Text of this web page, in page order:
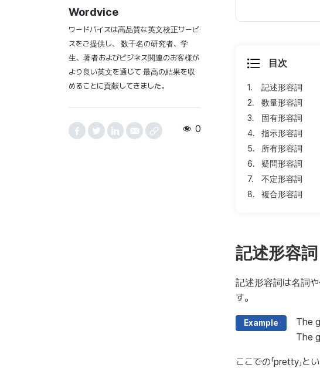
Wordvice
ワードバイスは高品質な英文校正サービ
スをご提供し、 数千名の研究者、学
生、著者およびビジネス関連のお客様が
より良い英文を通じて 最高の結果を収
めることに貢献してきました。
0
目次
1.
記述形容詞
2.
数量形容詞
3.
固有形容詞
4.
指示形容詞
5.
所有形容詞
6.
疑問形容詞
7.
不定形容詞
8.
複合形容詞
記述形容詞
記述形容詞は名詞
す。
Example
The
The
ここでの「pretty」